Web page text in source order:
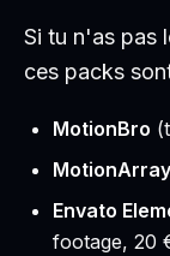
Si tu n'as pas
ces packs
MotionBro
MotionArray
Envato
footage, 20